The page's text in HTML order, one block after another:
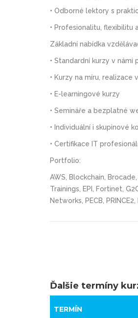
• Odborné lektory s
• Profesionalitu, flexibilitu
Základní nabídka
• Standardní kurzy v
• Kurzy na míru, realizace
• E-learningové kurzy
• Semináře a bezplatné
• Individuální i skupinové
• Certifikace IT
Portfolio:
AWS, Blockchain, Brocade,
Trainings, EPI, Fortinet,
Networks, PECB,
Ďalšie termíny
TERMÍN